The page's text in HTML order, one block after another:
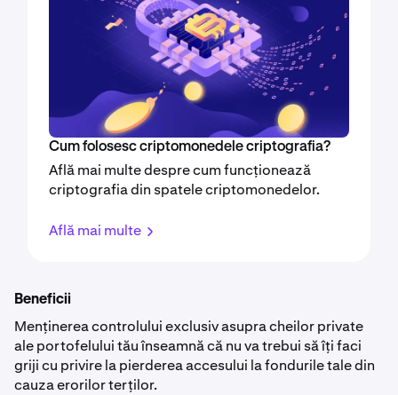
Cum folosesc criptomonedele criptografia?
Află mai multe despre cum funcționează
criptografia din spatele criptomonedelor.
Află mai multe
Beneficii
Menținerea controlului exclusiv asupra cheilor private
ale portofelului tău înseamnă că nu va trebui să îți faci
griji cu privire la pierderea accesului la fondurile tale din
cauza erorilor terților.